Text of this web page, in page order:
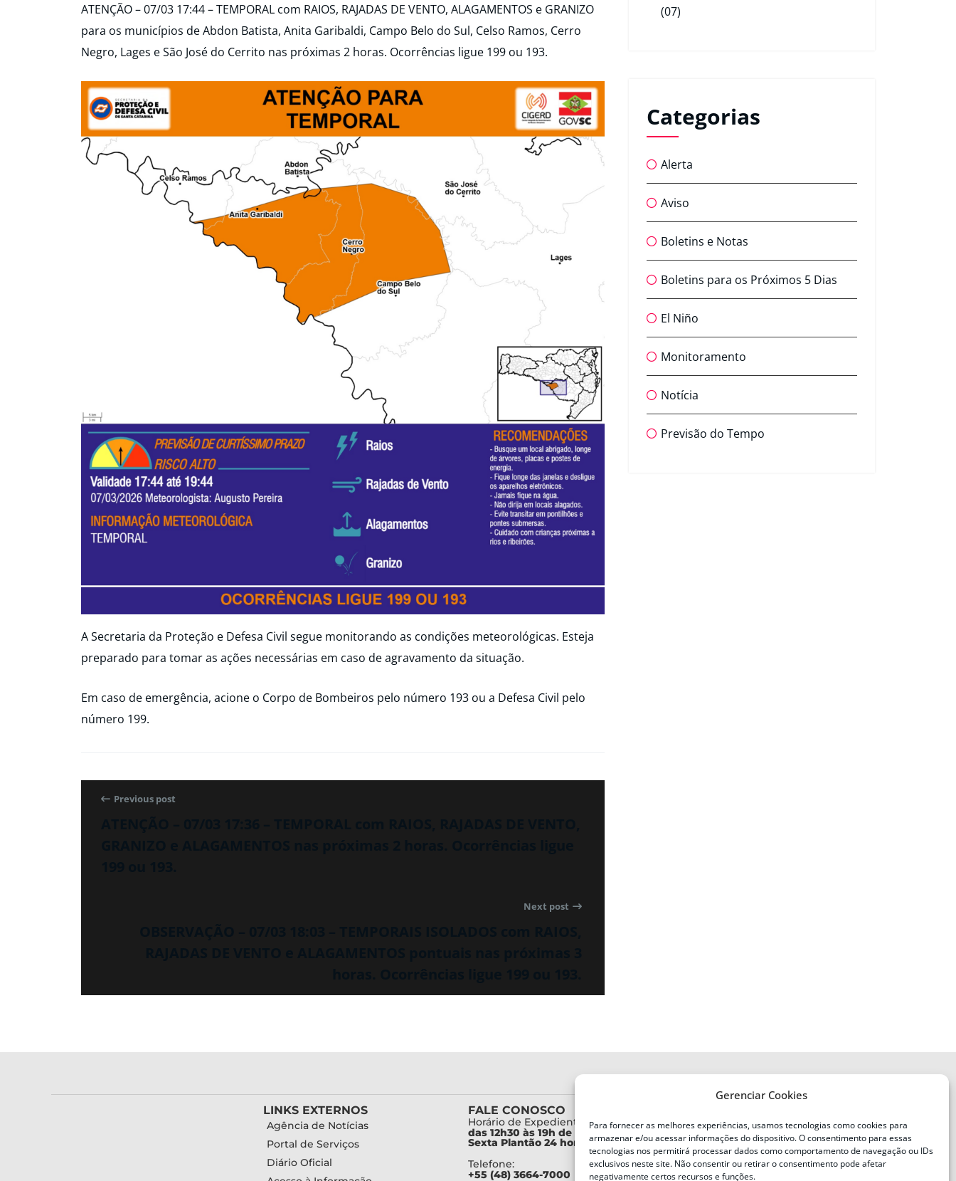
Gerenciar Cookies
Para fornecer as melhores experiências, usamos tecnologias como cookies para
armazenar e/ou acessar informações do dispositivo. O consentimento para essas
tecnologias nos permitirá processar dados como comportamento de navegação ou IDs
exclusivos neste site. Não consentir ou retirar o consentimento pode afetar
negativamente certos recursos e funções.
ATENÇÃO – 07/03 17:44 – TEMPORAL com RAIOS, RAJADAS DE VENTO, ALAGAMENTOS e GRANIZO
para os municípios de Abdon Batista, Anita Garibaldi, Campo Belo do Sul, Celso Ramos, Cerro
Negro, Lages e São José do Cerrito nas próximas 2 horas. Ocorrências ligue 199 ou 193.
A Secretaria da Proteção e Defesa Civil segue monitorando as condições meteorológicas. Esteja
preparado para tomar as ações necessárias em caso de agravamento da situação.
Em caso de emergência, acione o Corpo de Bombeiros pelo número 193 ou a Defesa Civil pelo
número 199.
Previous post
Next post
(07)
Categorias
Alerta
Aviso
Boletins e Notas
Boletins para os Próximos 5 Dias
El Niño
Monitoramento
Notícia
Previsão do Tempo
LINKS EXTERNOS
Agência de Notícias
Portal de Serviços
Diário Oficial
FALE CONOSCO
Horário de Expediente:
das 12h30 às 19h de Segunda a
Sexta Plantão 24 horas diariamente
Telefone:
+55 (48) 3664-7000
Defesa Civil do Estado de Santa
Catarina
Av. Ivo Silveira, nº 2320
Bairro:
Capoeiras, Florianópolis, SC